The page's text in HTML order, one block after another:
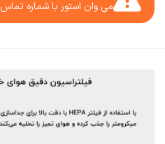
می وان استور با شماره تماس